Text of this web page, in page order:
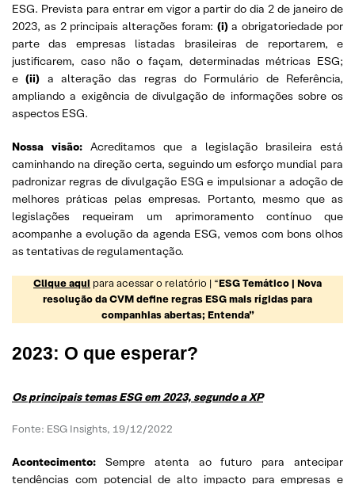
ESG. Prevista para entrar em vigor a partir do dia 2 de janeiro de
2023, as 2 principais alterações foram: (i)a obrigatoriedade por
parte das empresas listadas brasileiras de reportarem, e
justificarem, caso não o façam, determinadas métricas ESG;
e(ii) a alteração das regras do Formulário de Referência,
ampliando a exigência de divulgação de informações sobre os
aspectos ESG.
Nossa visão:Acreditamos que a legislação brasileira está
caminhando na direção certa, seguindo um esforço mundial para
padronizar regras de divulgação ESG e impulsionar a adoção de
melhores práticas pelas empresas. Portanto, mesmo que as
legislações requeiram um aprimoramento contínuo que
acompanhe a evolução da agenda ESG, vemos com bons olhos
as tentativas de regulamentação.
Clique aqui para acessar o relatório | “ESG Temático | Nova
resolução da CVM define regras ESG mais rígidas para
companhias abertas; Entenda”
2023: O que esperar?
Os principais temas ESG em 2023, segundo a XP
Fonte: ESG Insights, 19/12/2022
Acontecimento: Sempre atenta ao futuro para antecipar
tendências com potencial de alto impacto para empresas e